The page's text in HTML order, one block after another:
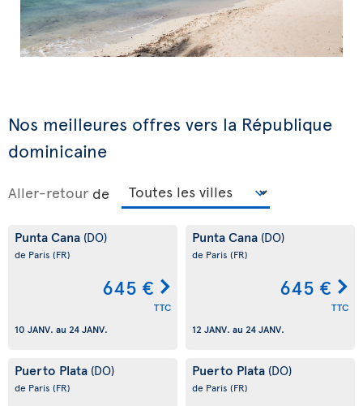
Nos meilleures offres vers la République
dominicaine
Aller-retour de
Punta Cana (DO)
de Paris (FR)
645 €
TTC
10 JANV. au 24 JANV.
Punta Cana (DO)
de Paris (FR)
645 €
TTC
12 JANV. au 24 JANV.
Puerto Plata (DO)
de Paris (FR)
Puerto Plata (DO)
de Paris (FR)